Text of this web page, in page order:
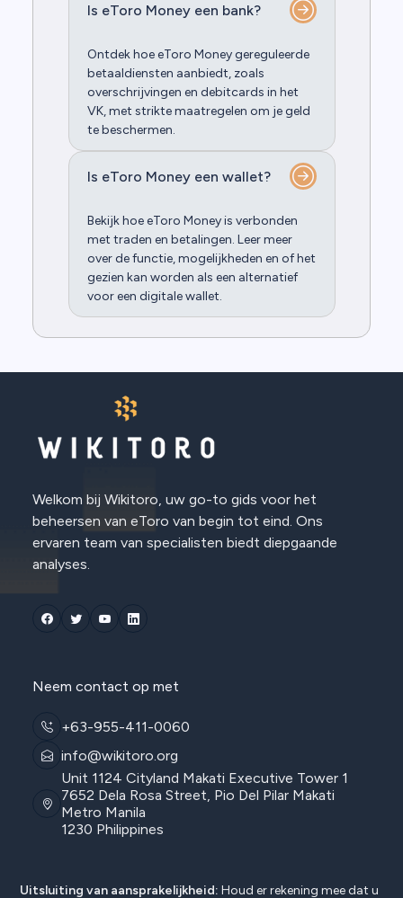
Is eToro Money een bank?
Ontdek hoe eToro Money gereguleerde
betaaldiensten aanbiedt, zoals
overschrijvingen en debitcards in het
VK, met strikte maatregelen om je geld
te beschermen.
Is eToro Money een wallet?
Bekijk hoe eToro Money is verbonden
met traden en betalingen. Leer meer
over de functie, mogelijkheden en of het
gezien kan worden als een alternatief
voor een digitale wallet.
Welkom bij Wikitoro, uw go-to gids voor het
beheersen van eToro van begin tot eind. Ons
ervaren team van specialisten biedt diepgaande
analyses.
Neem contact op met
+63-955-411-0060
info@wikitoro.org
Unit 1124 Cityland Makati Executive Tower 1
7652 Dela Rosa Street, Pio Del Pilar Makati
Metro Manila
1230 Philippines
Uitsluiting van aansprakelijkheid: Houd er rekening mee dat u